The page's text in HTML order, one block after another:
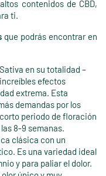
contenidos de CBD,
ti.
que podrás encontrar en
en su totalidad –
efectos
extrema. Esta
demandas por los
periodo de floración
8-9 semanas.
clásica con un
Es una variedad ideal
y para paliar el dolor.